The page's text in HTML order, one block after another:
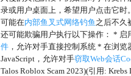
录或用户桌面上，希望用户点击它时
可能在内部鱼叉式网络钓鱼 之后不久
还可能欺骗用户执行以下操作： * 启
件 ，允许对手直接控制系统 * 在浏览
JavaScript，允许对手窃取Web会话
Talos Roblox Scam 2023)(引用: Krebs